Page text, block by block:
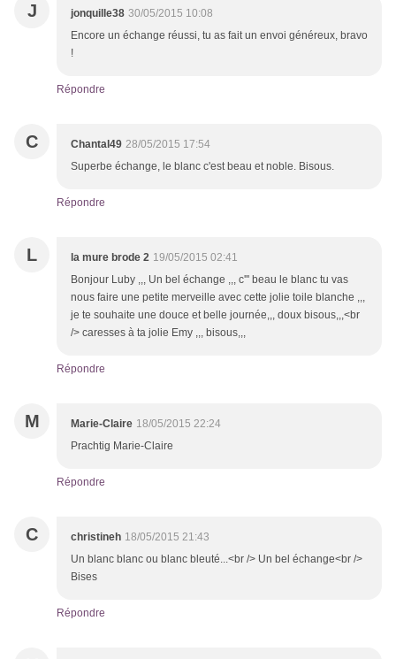
J jonquille38 30/05/2015 10:08
Encore un échange réussi, tu as fait un envoi généreux, bravo
!
Répondre
C Chantal49 28/05/2015 17:54
Superbe échange, le blanc c'est beau et noble. Bisous.
Répondre
L la mure brode 2 19/05/2015 02:41
Bonjour Luby ,,, Un bel échange ,,, c''' beau le blanc tu vas
nous faire une petite merveille avec cette jolie toile blanche ,,,
je te souhaite une douce et belle journée,,, doux bisous,,,<br
/> caresses à ta jolie Emy ,,, bisous,,,
Répondre
M Marie-Claire 18/05/2015 22:24
Prachtig Marie-Claire
Répondre
C christineh 18/05/2015 21:43
Un blanc blanc ou blanc bleuté...<br /> Un bel échange<br />
Bises
Répondre